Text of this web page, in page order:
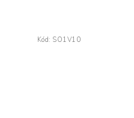
Kód: SO1V10